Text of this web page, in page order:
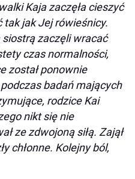
Kaja zaczęła cieszyć
tak jak Jej rówieśnicy.
zaczęli wracać
czas normalności,
został ponownie
badań mających
rodzice Kai
nikt się nie
ze zdwojoną siłą. Zajął
chłonne. Kolejny ból,